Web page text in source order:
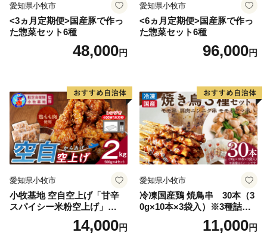
愛知県小牧市
<3ヵ月定期便>国産豚で作っ
た惣菜セット6種
48,000円
愛知県小牧市
<6ヵ月定期便>国産豚で作っ
た惣菜セット6種
96,000円
愛知県小牧市
小牧基地 空自空上げ「甘辛
スパイシー米粉空上げ」
（計2kg 500g×4袋）手羽先
14,000円
愛知県小牧市
冷凍国産鶏 焼鳥串 30本（3
0g×10本×3袋入）※3種詰め
合わせ 焼き鳥 おつまみ バー
ベキュー 小分け 国産 鶏肉 焼
11,000円